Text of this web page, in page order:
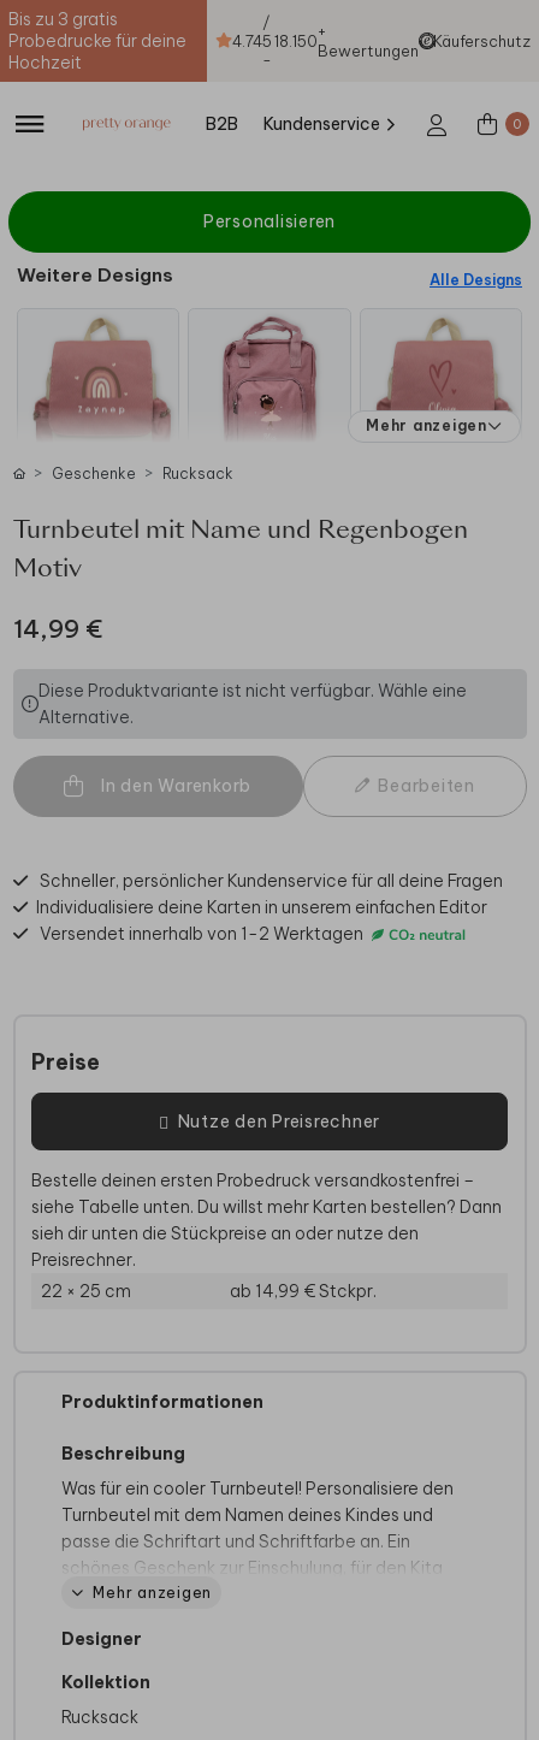
Bis zu 3 gratis
Probedrucke für deine
Hochzeit
4.74
/
5
-
18.150+
Bewertungen
Käuferschutz
B2B Kundenservice 0
Personalisieren
Weitere Designs Alle Designs
Mehr anzeigen
Geschenke Rucksack
Turnbeutel mit Name und Regenbogen
Motiv
14,99 €
Diese Produktvariante ist nicht verfügbar. Wähle eine
Alternative.
In den Warenkorb Bearbeiten
Schneller, persönlicher Kundenservice für all deine Fragen
Individualisiere deine Karten in unserem einfachen Editor
Versendet innerhalb von 1-2 Werktagen
Preise
Nutze den Preisrechner
Bestelle deinen ersten Probedruck versandkostenfrei –
siehe Tabelle unten. Du willst mehr Karten bestellen? Dann
sieh dir unten die Stückpreise an oder nutze den
Preisrechner.
22 × 25 cm
ab 14,99 €Stckpr.
Produktinformationen
Beschreibung
Was für ein cooler Turnbeutel! Personalisiere den
Turnbeutel mit dem Namen deines Kindes und
passe die Schriftart und Schriftfarbe an. Ein
schönes Geschenk zur Einschulung, für den Kita
Start, aber auch für ältere Kinder.
Produktspezifikationen
Farbe:
Material:
Mehr anzeigen
Designer
Kollektion
Rucksack